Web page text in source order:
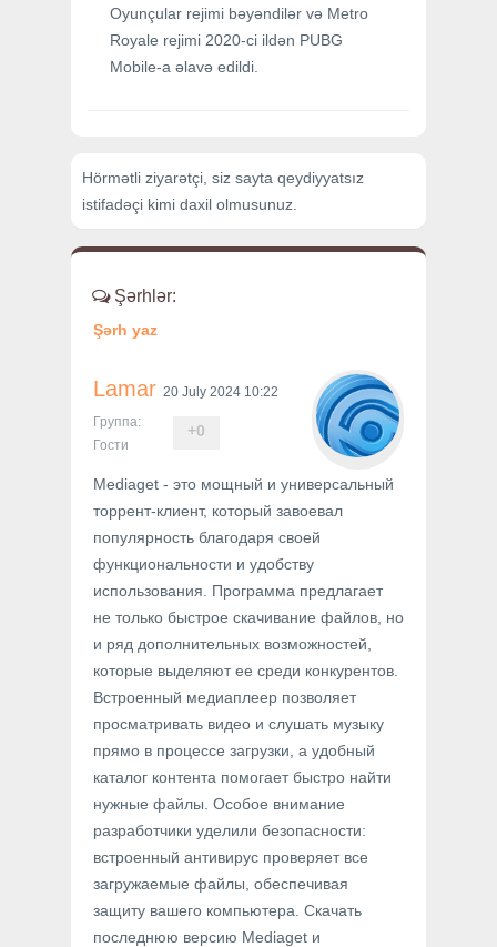
Oyunçular rejimi bəyəndilər və Metro
Royale rejimi 2020-ci ildən PUBG
Mobile-a əlavə edildi.
Hörmətli ziyarətçi, siz sayta qeydiyyatsız
istifadəçi kimi daxil olmusunuz.
Şərhlər:
Şərh yaz
Lamar 20 July 2024 10:22
+0
Группа:
Гости
Mediaget - это мощный и универсальный
торрент-клиент, который завоевал
популярность благодаря своей
функциональности и удобству
использования. Программа предлагает
не только быстрое скачивание файлов, но
и ряд дополнительных возможностей,
которые выделяют ее среди конкурентов.
Встроенный медиаплеер позволяет
просматривать видео и слушать музыку
прямо в процессе загрузки, а удобный
каталог контента помогает быстро найти
нужные файлы. Особое внимание
разработчики уделили безопасности:
встроенный антивирус проверяет все
загружаемые файлы, обеспечивая
защиту вашего компьютера. Скачать
последнюю версию Mediaget и